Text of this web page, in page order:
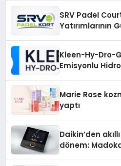
SRV Padel
Yatırımlarının
Kleen-Hy-Dro-
Emisyonlu
Marie Rose
yaptı
Daikin’den
dönem: